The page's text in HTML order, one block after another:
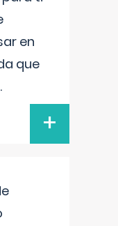
en
que
+